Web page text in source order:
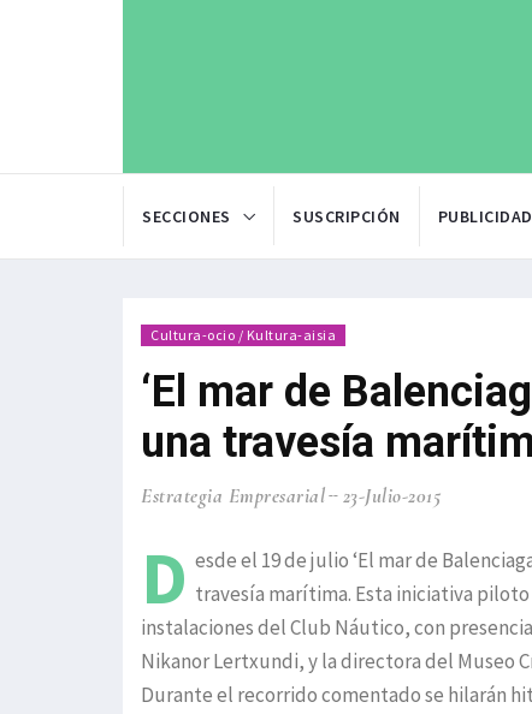
SECCIONES SUSCRIPCIÓN PUBLICIDAD
Cultura-ocio / Kultura-aisia
‘El mar de
una travesía
Estrategia Empresarial 23-Julio-2015
D esde el 19 de julio ‘El mar de
travesía marítima. Esta iniciativa
instalaciones del Club Náutico, con
Nikanor Lertxundi, y la directora del Museo
Durante el recorrido comentado se hilarán